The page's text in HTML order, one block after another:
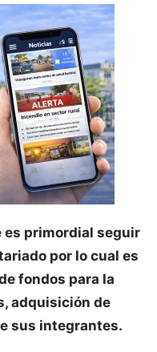
es primordial seguir
por lo cual es
fondos para la
adquisición de
sus integrantes.